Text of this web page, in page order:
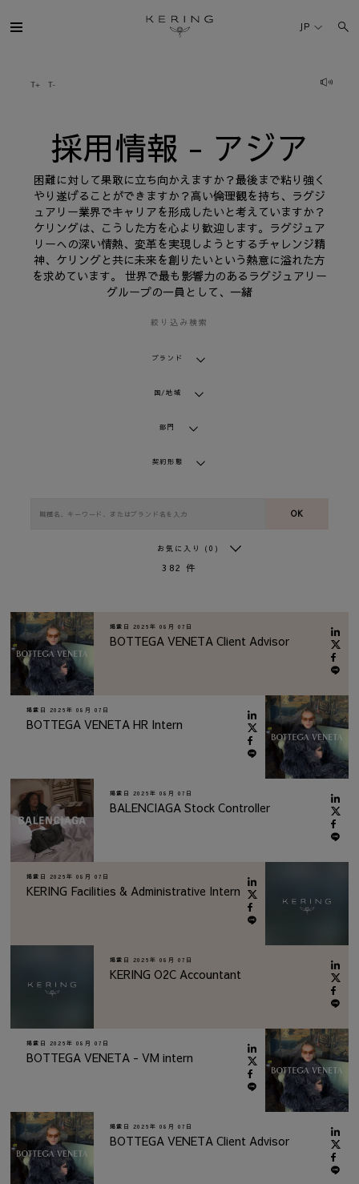
用
情
サステナビリティ
FINANCE
採用情報
JP
採用情報 - アジア
困難に対して果敢に立ち向かえますか？最後まで粘り強く
やり遂げることができますか？高い倫理観を持ち、ラグジ
ュアリー業界でキャリアを形成したいと考えていますか？
ケリングは、こうした方を心より歓迎します。ラグジュア
リーへの深い情熱、変革を実現しようとするチャレンジ精
神、ケリングと共に未来を創りたいという熱意に溢れた方
を求めています。 世界で最も影響力のあるラグジュアリー
グループの一員として、一緒
絞り込み検索
ブランド
国/地域
部門
契約形態
OK
お気に入り (0)
382 件
掲載日 2026年 08月 07日
BOTTEGA VENETA Client Advisor
掲載日 2026年 08月 07日
BOTTEGA VENETA HR Intern
掲載日 2026年 08月 07日
BALENCIAGA Stock Controller
掲載日 2026年 08月 07日
KERING Facilities & Administrative Intern
掲載日 2026年 08月 07日
KERING O2C Accountant
掲載日 2026年 08月 07日
BOTTEGA VENETA - VM intern
掲載日 2026年 08月 07日
BOTTEGA VENETA Client Advisor